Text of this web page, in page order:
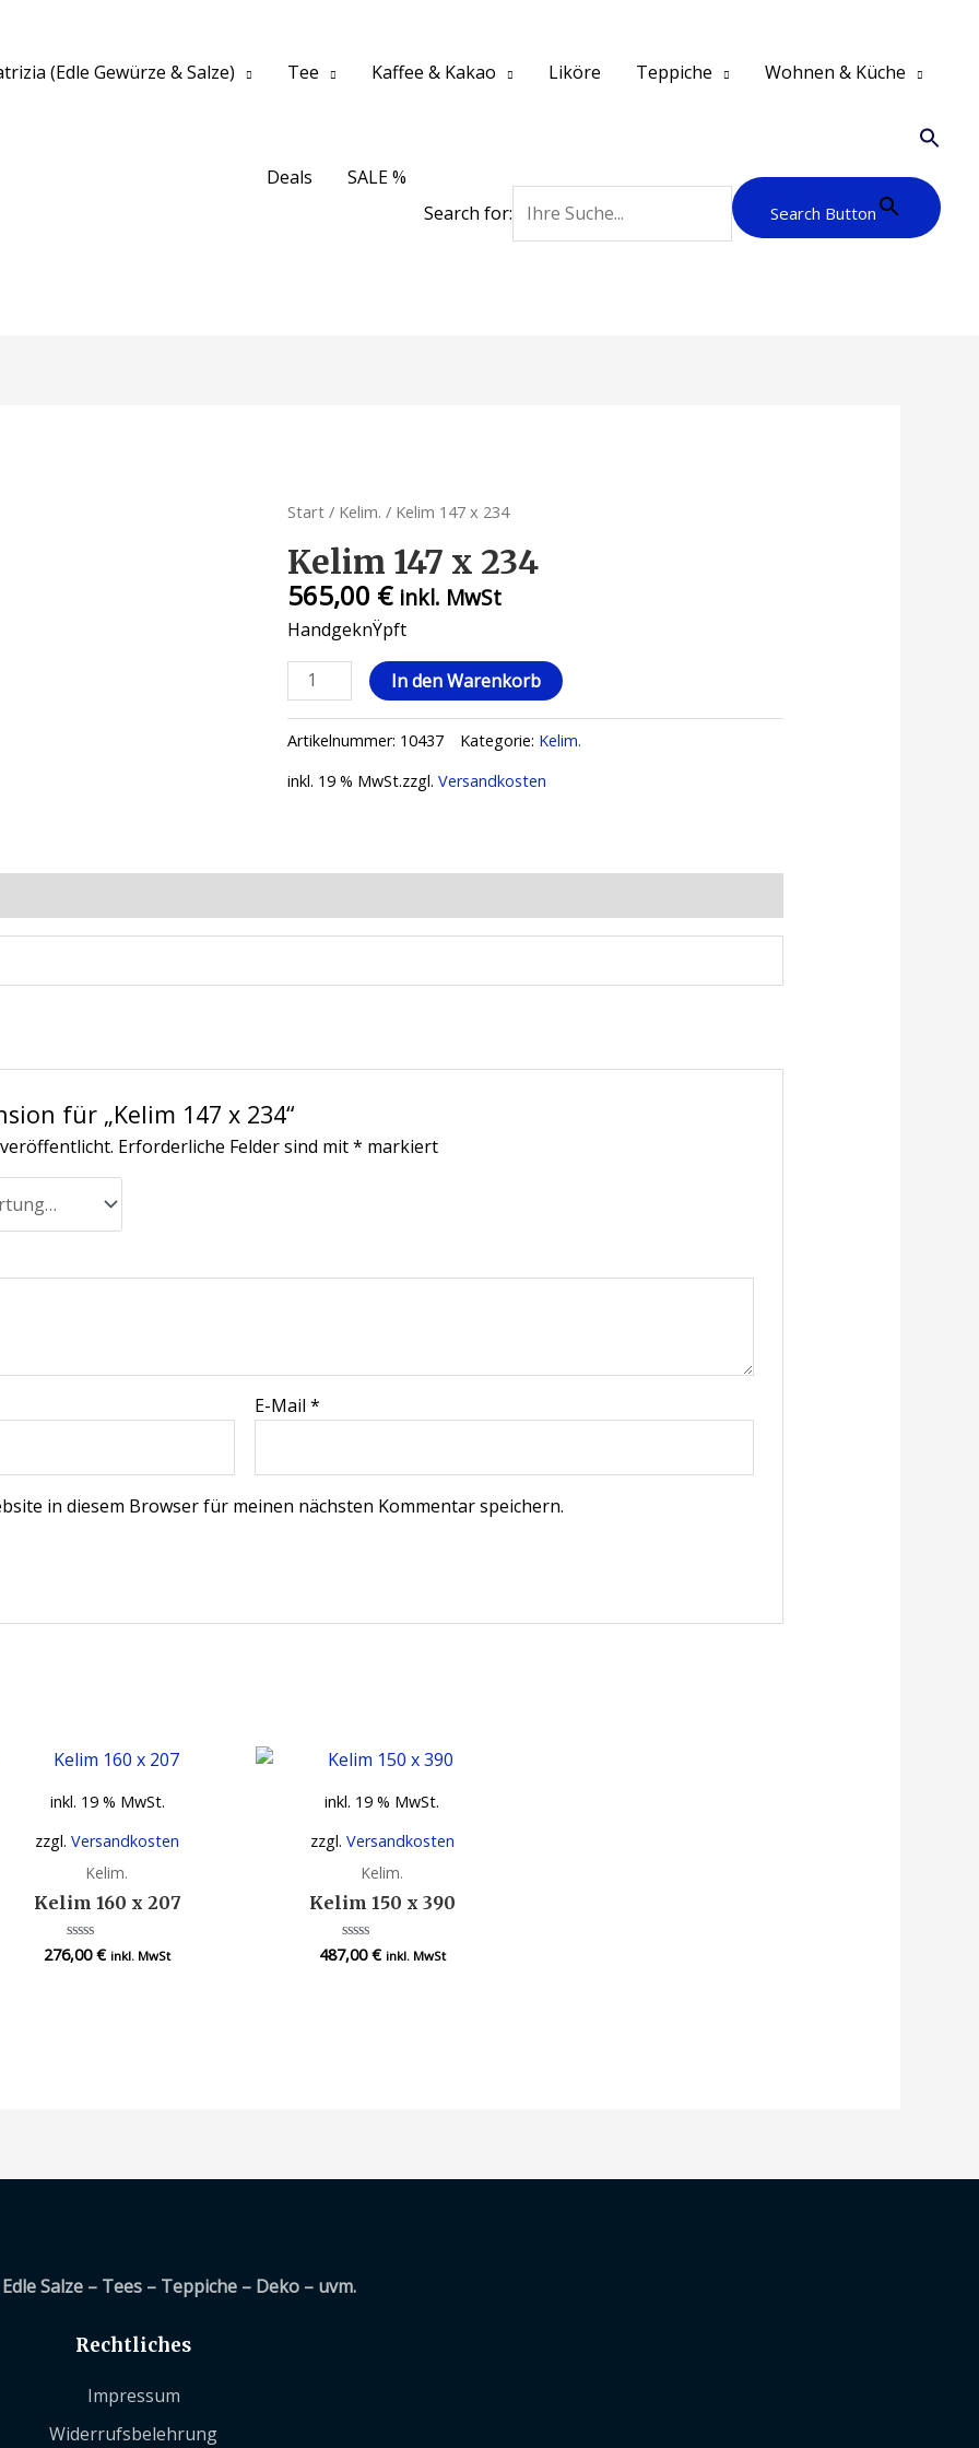
(Edle Gewürze & Salze) Tee Kaffee & Kakao Liköre Teppiche Wohnen & Küche
Deals
SALE %
Search for:
Search Button
Start / Kelim. / Kelim 147 x 234
Kelim 147 x 234
565,00 € inkl. MwSt
HandgeknŸpft
Kelim
147
x
234
Menge
In den Warenkorb
Artikelnummer: 10437 Kategorie: Kelim.
inkl. 19 % MwSt.zzgl.Versandkosten
für „Kelim 147 x 234“
Erforderliche Felder sind mit* markiert
E-Mail*
in diesem Browser für meinen nächsten Kommentar speichern.
inkl. 19 % MwSt.
zzgl.Versandkosten
Kelim.
Kelim 160 x 207
Bewertet
mit
276,00€ inkl. MwSt
inkl. 19 % MwSt.
zzgl. Versandkosten
Kelim.
Kelim 150 x 390
Bewertet
mit
487,00€ inkl. MwSt
Salze – Tees – Teppiche – Deko – uvm.
Rechtliches
Impressum
Widerrufsbelehrung